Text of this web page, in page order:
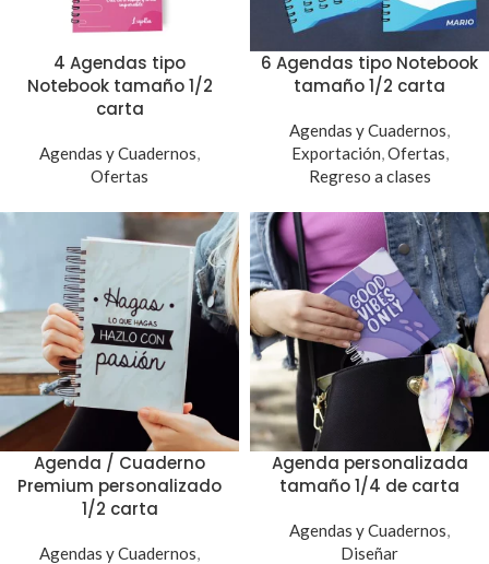
4 Agendas tipo
Notebook tamaño 1/2
carta
Agendas y Cuadernos,
Ofertas
6 Agendas tipo Notebook
tamaño 1/2 carta
Agendas y Cuadernos,
Exportación,Ofertas,
Regreso a clases
Agenda / Cuaderno
Premium personalizado
1/2 carta
Agendas y Cuadernos,
Agenda personalizada
tamaño 1/4 de carta
Agendas y Cuadernos,
Diseñar